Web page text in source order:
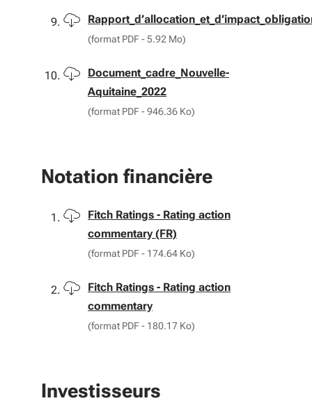
Télécharger
(format PDF - 5.92 Mo)
Télécharger
Document_cadre_Nouvelle-
Aquitaine_2022
(format PDF - 946.36 Ko)
Notation financière
Télécharger
Fitch Ratings - Rating action
commentary (FR)
(format PDF - 174.64 Ko)
Télécharger
Fitch Ratings - Rating action
commentary
(format PDF - 180.17 Ko)
Investisseurs